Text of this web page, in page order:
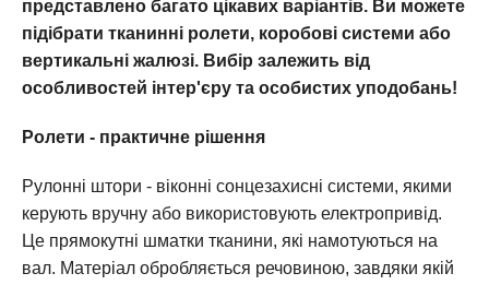
представлено багато цікавих варіантів. Ви можете
підібрати тканинні ролети, коробові системи або
вертикальні жалюзі. Вибір залежить від
особливостей інтер'єру та особистих уподобань!
Ролети - практичне рішення
Рулонні штори - віконні сонцезахисні системи, якими
керують вручну або використовують електропривід.
Це прямокутні шматки тканини, які намотуються на
вал. Матеріал обробляється речовиною, завдяки якій